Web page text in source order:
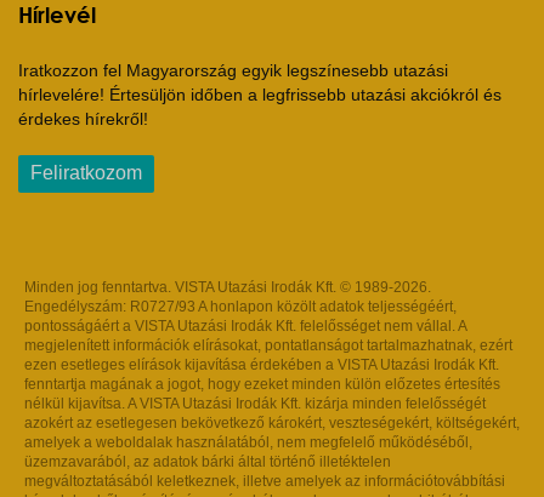
Hírlevél
Iratkozzon fel Magyarország egyik legszínesebb utazási
hírlevelére! Értesüljön időben a legfrissebb utazási akciókról és
érdekes hírekről!
Feliratkozom
Minden jog fenntartva. VISTA Utazási Irodák Kft. © 1989-2026.
Engedélyszám: R0727/93 A honlapon közölt adatok teljességéért,
pontosságáért a VISTA Utazási Irodák Kft. felelősséget nem vállal. A
megjelenített információk elírásokat, pontatlanságot tartalmazhatnak, ezért
ezen esetleges elírások kijavítása érdekében a VISTA Utazási Irodák Kft.
fenntartja magának a jogot, hogy ezeket minden külön előzetes értesítés
nélkül kijavítsa. A VISTA Utazási Irodák Kft. kizárja minden felelősségét
azokért az esetlegesen bekövetkező károkért, veszteségekért, költségekért,
amelyek a weboldalak használatából, nem megfelelő működéséből,
üzemzavarából, az adatok bárki által történő illetéktelen
megváltoztatásából keletkeznek, illetve amelyek az információtovábbítási